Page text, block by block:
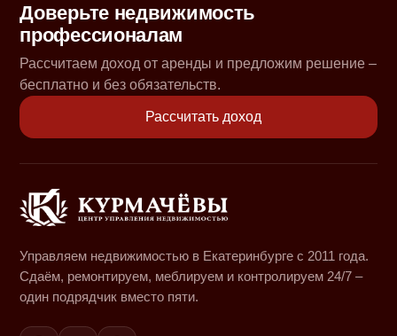
Доверьте недвижимость
профессионалам
Рассчитаем доход от аренды и предложим решение –
бесплатно и без обязательств.
Рассчитать доход
Управляем недвижимостью в Екатеринбурге с 2011 года.
Сдаём, ремонтируем, меблируем и контролируем 24/7 –
один подрядчик вместо пяти.